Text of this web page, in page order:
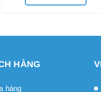
HÀNG
hàng